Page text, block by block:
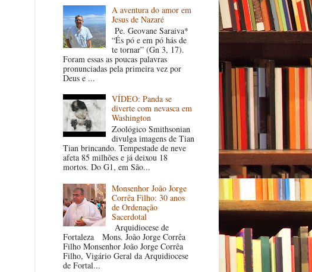
A aventura do amor em
Jesus de Nazaré
Pe. Geovane Saraiva*
“És pó e em pó hás de
te tornar” (Gn 3, 17).
Foram essas as poucas palavras
pronunciadas pela primeira vez por
Deus e ...
VÍDEO: Panda se
diverte com nevasca em
Washington
Zoológico Smithsonian
divulga imagens de Tian
Tian brincando. Tempestade de neve
afeta 85 milhões e já deixou 18
mortos. Do G1, em São...
Monsenhor João Jorge
Corrêa Filho: 30 anos
de Ordenação
Sacerdotal
Arquidiocese de
Fortaleza Mons. João Jorge Corrêa
Filho Monsenhor João Jorge Corrêa
Filho, Vigário Geral da Arquidiocese
de Fortal...